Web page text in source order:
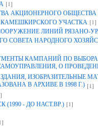
[1]
АКЦИОНЕРНОГО ОБЩЕСТВА
КАМЕШКИРСКОГО УЧАСТКА [1]
ЛИНИЙ РЯЗАНО-
СОВЕТА НАРОДНОГО
КАМПАНИЙ ПО
О
ИЗОБРАЗИТЕЛЬНЫЕ
В АРХИВЕ В 1998 Г.) [1]
- ДО НАСТ.ВР.) [1]